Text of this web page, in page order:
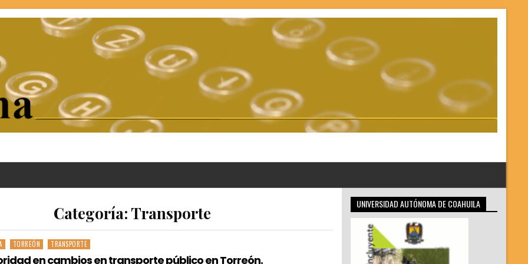
Categoría:Transporte
TORREÓN TRANSPORTE
en cambios en transporte público en Torreón.
UNIVERSIDAD AUTÓNOMA DE COAHUILA